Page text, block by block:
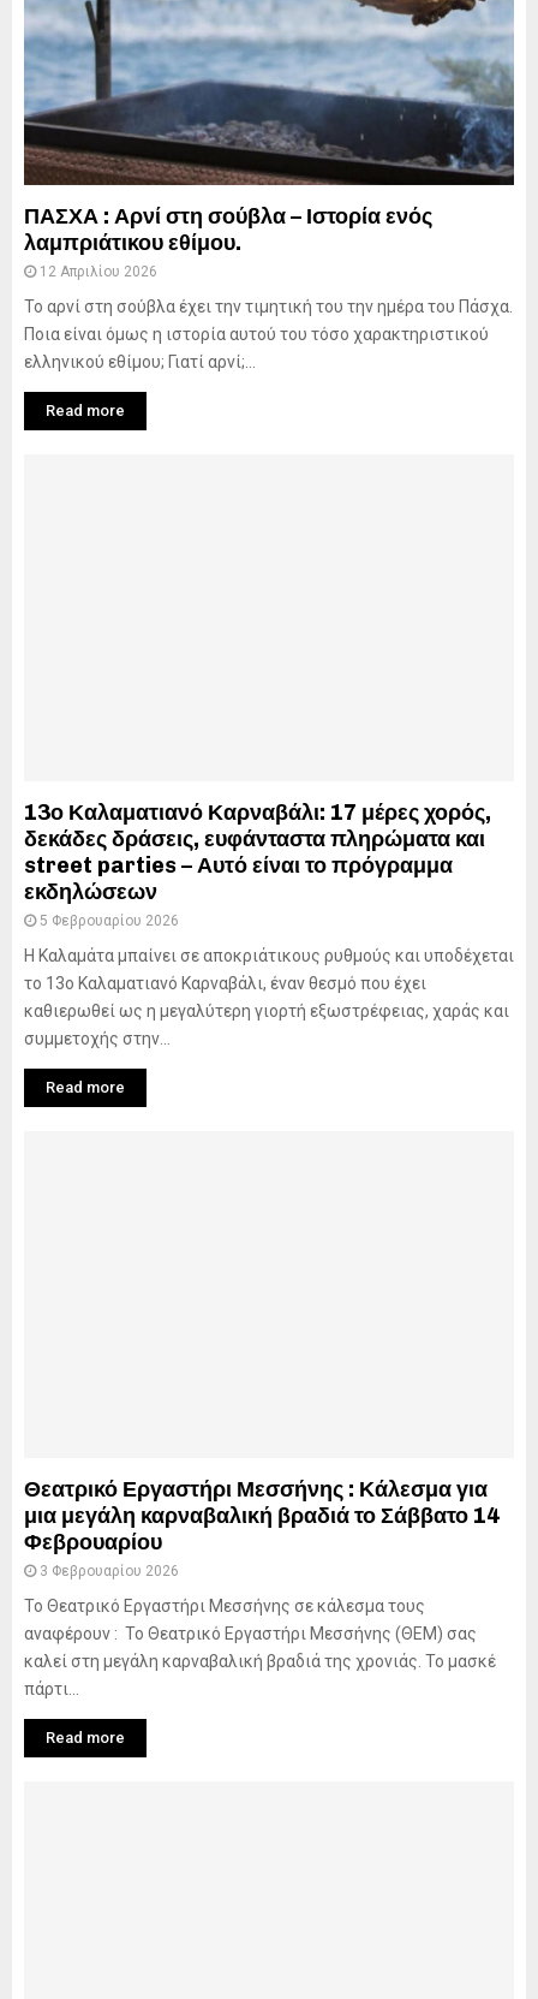
ΠΑΣΧΑ : Αρνί στη σούβλα – Ιστορία ενός
λαμπριάτικου εθίμου.
12 Απριλίου 2026
Το αρνί στη σούβλα έχει την τιμητική του την ημέρα του Πάσχα.
Ποια είναι όμως η ιστορία αυτού του τόσο χαρακτηριστικού
ελληνικού εθίμου; Γιατί αρνί;...
Read more
13ο Καλαματιανό Καρναβάλι: 17 μέρες χορός,
δεκάδες δράσεις, ευφάνταστα πληρώματα και
street parties – Αυτό είναι το πρόγραμμα
εκδηλώσεων
5 Φεβρουαρίου 2026
Η Καλαμάτα μπαίνει σε αποκριάτικους ρυθμούς και υποδέχεται
το 13ο Καλαματιανό Καρναβάλι, έναν θεσμό που έχει
καθιερωθεί ως η μεγαλύτερη γιορτή εξωστρέφειας, χαράς και
συμμετοχής στην...
Read more
Θεατρικό Εργαστήρι Μεσσήνης : Κάλεσμα για
μια μεγάλη καρναβαλική βραδιά το Σάββατο 14
Φεβρουαρίου
3 Φεβρουαρίου 2026
Το Θεατρικό Εργαστήρι Μεσσήνης σε κάλεσμα τους
αναφέρουν : Το Θεατρικό Εργαστήρι Μεσσήνης (ΘΕΜ) σας
καλεί στη μεγάλη καρναβαλική βραδιά της χρονιάς. Το μασκέ
πάρτι...
Read more